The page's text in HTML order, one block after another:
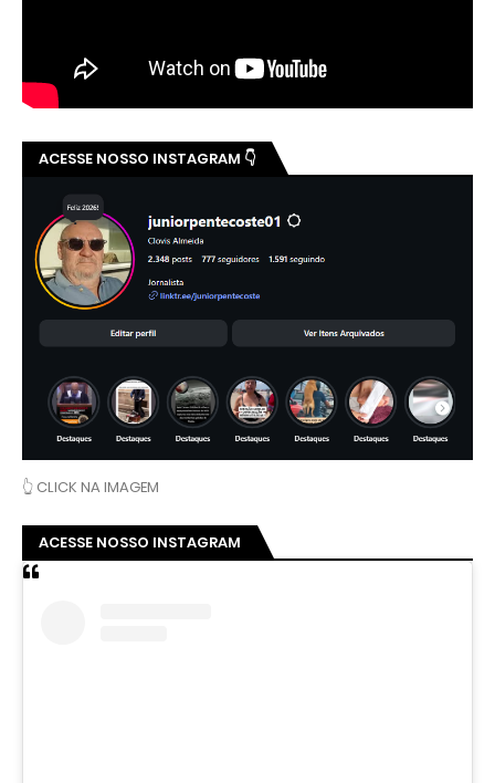
ACESSE NOSSO INSTAGRAM 👇
👆 CLICK NA IMAGEM
ACESSE NOSSO INSTAGRAM